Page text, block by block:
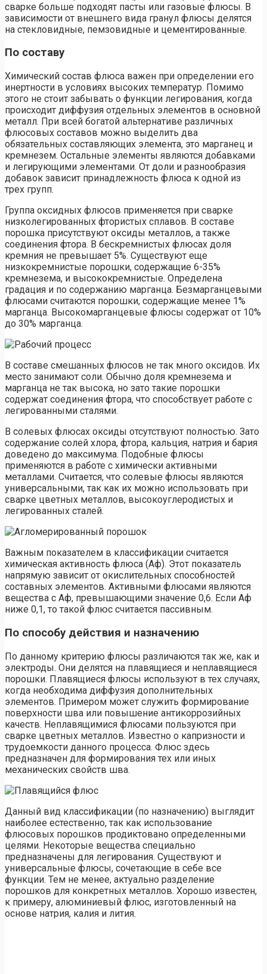
сварке больше подходят пасты или газовые флюсы. В
зависимости от внешнего вида гранул флюсы делятся
на стекловидные, пемзовидные и цементированные.
По составу
Химический состав флюса важен при определении его
инертности в условиях высоких температур. Помимо
этого не стоит забывать о функции легирования, когда
происходит диффузия отдельных элементов в основной
металл. При всей богатой альтернативе различных
флюсовых составов можно выделить два
обязательных составляющих элемента, это марганец и
кремнезем. Остальные элементы являются добавками
и легирующими элементами. От доли и разнообразия
добавок зависит принадлежность флюса к одной из
трех групп.
Группа оксидных флюсов применяется при сварке
низколегированных фтористых сплавов. В составе
порошка присутствуют оксиды металлов, а также
соединения фтора. В бескремнистых флюсах доля
кремния не превышает 5%. Существуют еще
низкокремнистые порошки, содержащие 6-35%
кремнезема, и высококремнистые. Определена
градация и по содержанию марганца. Безмарганцевыми
флюсами считаются порошки, содержащие менее 1%
марганца. Высокомарганцевые флюсы содержат от 10%
до 30% марганца.
В составе смешанных флюсов не так много оксидов. Их
место занимают соли. Обычно доля кремнезема и
марганца не так высока, но зато такие порошки
содержат соединения фтора, что способствует работе с
легированными сталями.
В солевых флюсах оксиды отсутствуют полностью. Зато
содержание солей хлора, фтора, кальция, натрия и бария
доведено до максимума. Подобные флюсы
применяются в работе с химически активными
металлами. Считается, что солевые флюсы являются
универсальными, так как их можно использовать при
сварке цветных металлов, высокоуглеродистых и
легированных сталей.
Важным показателем в классификации считается
химическая активность флюса (Аф). Этот показатель
напрямую зависит от окислительных способностей
составных элементов. Активными флюсами являются
вещества с Аф, превышающими значение 0,6. Если Аф
ниже 0,1, то такой флюс считается пассивным.
По способу действия и назначению
По данному критерию флюсы различаются так же, как и
электроды. Они делятся на плавящиеся и неплавящиеся
порошки. Плавящиеся флюсы используют в тех случаях,
когда необходима диффузия дополнительных
элементов. Примером может служить формирование
поверхности шва или повышение антикоррозийных
качеств. Неплавящимися флюсами пользуются при
сварке цветных металлов. Известно о капризности и
трудоемкости данного процесса. Флюс здесь
предназначен для формирования тех или иных
механических свойств шва.
Данный вид классификации (по назначению) выглядит
наиболее естественно, так как использование
флюсовых порошков продиктовано определенными
целями. Некоторые вещества специально
предназначены для легирования. Существуют и
универсальные флюсы, сочетающие в себе все
функции. Тем не менее, актуально разделение
порошков для конкретных металлов. Хорошо известен,
к примеру, алюминиевый флюс, изготовленный на
основе натрия, калия и лития.